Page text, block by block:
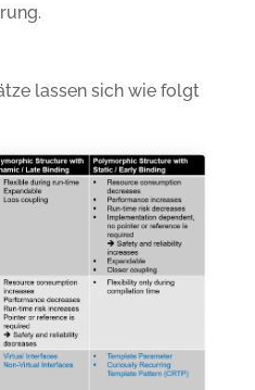
lassen sich wie folgt